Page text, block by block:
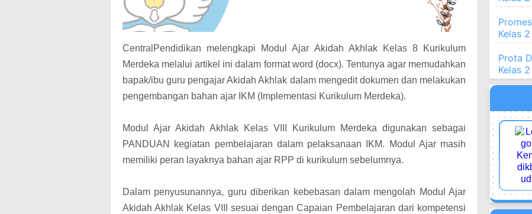
CentralPendidikan melengkapi Modul Ajar Akidah Akhlak Kelas 8 Kurikulum
Merdeka melalui artikel ini dalam format word (docx). Tentunya agar memudahkan
bapak/ibu guru pengajar Akidah Akhlak dalam mengedit dokumen dan melakukan
pengembangan bahan ajar IKM (Implementasi Kurikulum Merdeka).
Modul Ajar Akidah Akhlak Kelas VIII Kurikulum Merdeka digunakan sebagai
PANDUAN kegiatan pembelajaran dalam pelaksanaan IKM. Modul Ajar masih
memiliki peran layaknya bahan ajar RPP di kurikulum sebelumnya.
Dalam penyusunannya, guru diberikan kebebasan dalam mengolah Modul Ajar
Akidah Akhlak Kelas VIII sesuai dengan Capaian Pembelajaran dari kompetensi
Kelas
Prota
Kelas